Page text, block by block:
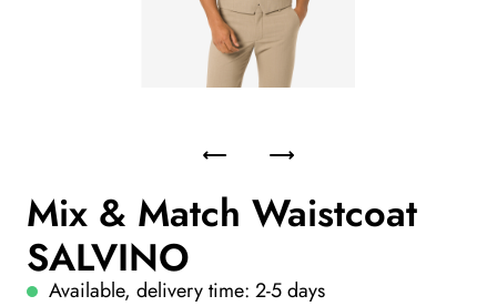
Mix & Match Waistcoat
SALVINO
Available, delivery time: 2-5 days